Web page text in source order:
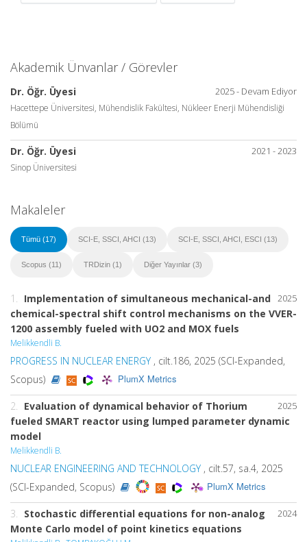
Akademik Ünvanlar / Görevler
2025 - Devam Ediyor
Dr. Öğr. Üyesi
Hacettepe Üniversitesi, Mühendislik Fakültesi, Nükleer Enerji Mühendisliği
Bölümü
2021 - 2023
Dr. Öğr. Üyesi
Sinop Üniversitesi
Makaleler
Tümü (17) SCI-E, SSCI, AHCI (13) SCI-E, SSCI, AHCI, ESCI (13)
Scopus (11) TRDizin (1) Diğer Yayınlar (3)
2025
1. Implementation of simultaneous mechanical-and
chemical-spectral shift control mechanisms on the VVER-
1200 assembly fueled with UO2 and MOX fuels
Melikkendli B.
PROGRESS IN NUCLEAR ENERGY , cilt.186, 2025 (SCI-Expanded,
Scopus)
PlumX Metrics
2025
2. Evaluation of dynamical behavior of Thorium
fueled SMART reactor using lumped parameter dynamic
model
Melikkendli B.
NUCLEAR ENGINEERING AND TECHNOLOGY , cilt.57, sa.4, 2025
(SCI-Expanded, Scopus)
PlumX Metrics
2024
3. Stochastic differential equations for non-analog
Monte Carlo model of point kinetics equations